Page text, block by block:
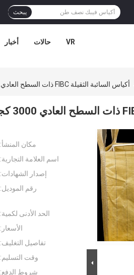
يبحث
أخبار حالات VR
أكياس السائبة الثقيلة FIBC ذات السطح العادي 3000 كجم 180 جرامًا جيدة التهوية
مكان المنشأ:
اسم العلامة التجارية:
إصدار الشهادات:
رقم الموديل:
الحد الأدنى لكمية:
الأسعار:
تفاصيل التغليف:
وقت التسليم:
شروط الدفع: